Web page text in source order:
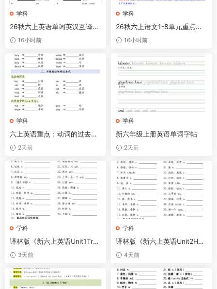
学科
26秋六上英语单词英汉互译小
纸条《冀教版》
16小时前
学科
26秋六上语文1-8单元重点句
子仿写
16小时前
学科
六上英语重点：动词的过去式
变化专项
2天前
学科
新六年级上册英语单词字帖
2天前
学科
译林版《新六上英语Unit1Tryy
ourbest核心考点专练》
3天前
学科
译林版《新六上英语Unit2Hon
esty核心考点专练》
4天前